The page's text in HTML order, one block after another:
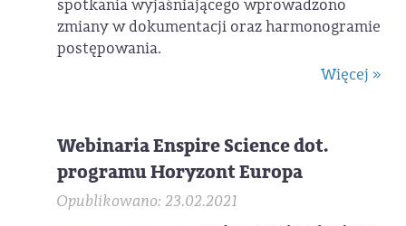
spotkania wyjaśniającego wprowadzono
zmiany w dokumentacji oraz harmonogramie
postępowania.
Więcej »
Webinaria Enspire Science dot.
programu Horyzont Europa
Opublikowano: 23.02.2021